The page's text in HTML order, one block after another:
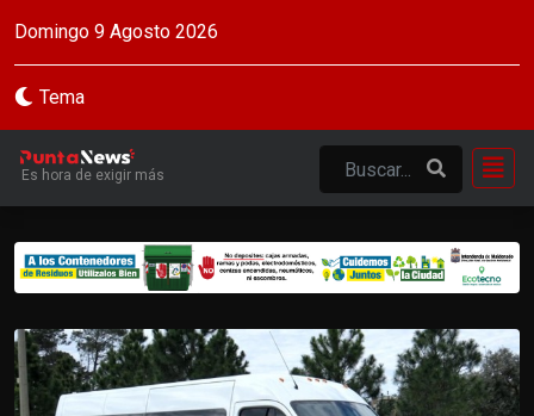
Domingo 9 Agosto 2026
Tema
Es hora de exigir más